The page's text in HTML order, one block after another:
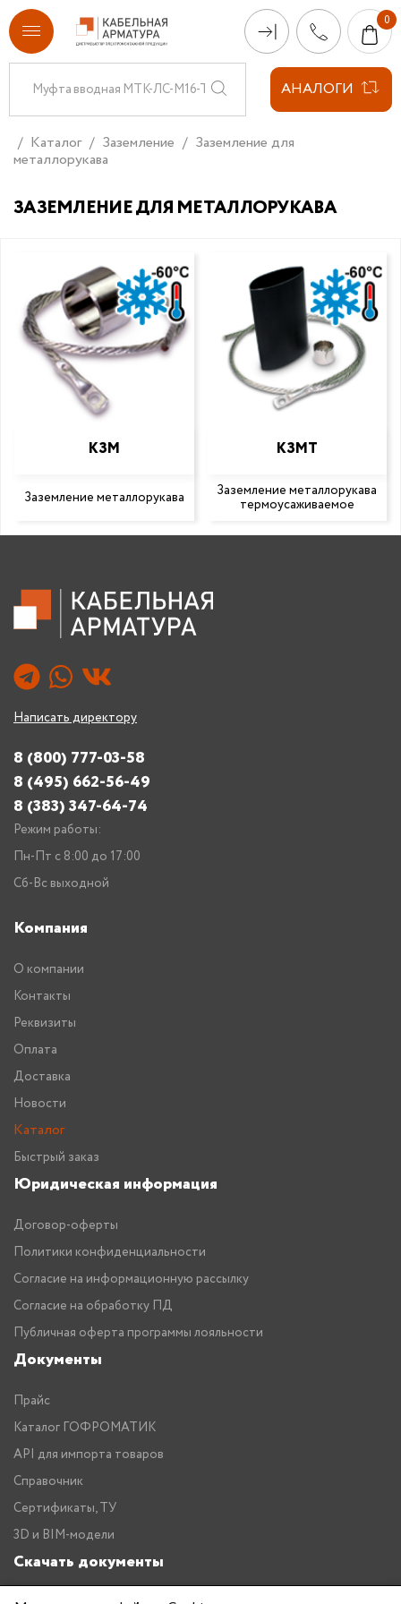
АНАЛОГИ
Каталог Заземление
Заземление для
металлорукава
ЗАЗЕМЛЕНИЕ ДЛЯ МЕТАЛЛОРУКАВА
КЗМ
Заземление металлорукава
КЗМТ
Заземление металлорукава
термоусаживаемое
Написать директору
8 (800) 777-03-58
8 (495) 662-56-49
8 (383) 347-64-74
Режим работы:
Пн-Пт с 8:00 до 17:00
Сб-Вс выходной
Компания
О компании
Контакты
Реквизиты
Оплата
Доставка
Новости
Каталог
Быстрый заказ
Юридическая информация
Договор-оферты
Политики конфиденциальности
Согласие на информационную рассылку
Согласие на обработку ПД
Публичная оферта программы лояльности
Документы
Прайс
Каталог ГОФРОМАТИК
API для импорта товаров
Справочник
Сертификаты, ТУ
3D и BIM-модели
Скачать документы